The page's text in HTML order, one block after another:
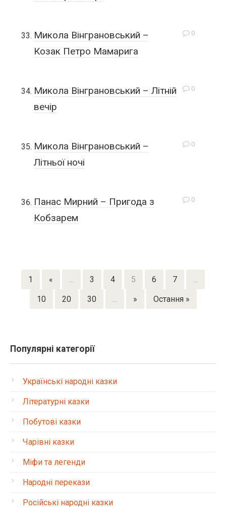
0
Микола Вінграновський –
Козак Петро Мамарига
0
Микола Вінграновський – Літній
вечір
0
Микола Вінграновський –
Літньої ночі
0
Панас Мирний – Пригода з
Кобзарем
1 « ... 3 4 5 6 7 ...
10 20 30 ... » Остання »
Популярні категорії
Українські народні казки
Літературні казки
Побутові казки
Чарівні казки
Міфи та легенди
Народні перекази
Російські народні казки